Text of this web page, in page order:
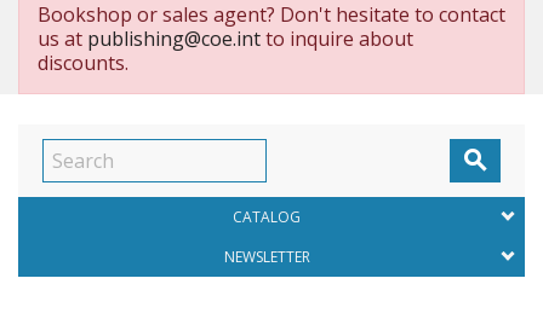
Bookshop or sales agent? Don't hesitate to contact
us at publishing@coe.intto inquire about
discounts.

CATALOG
NEWSLETTER